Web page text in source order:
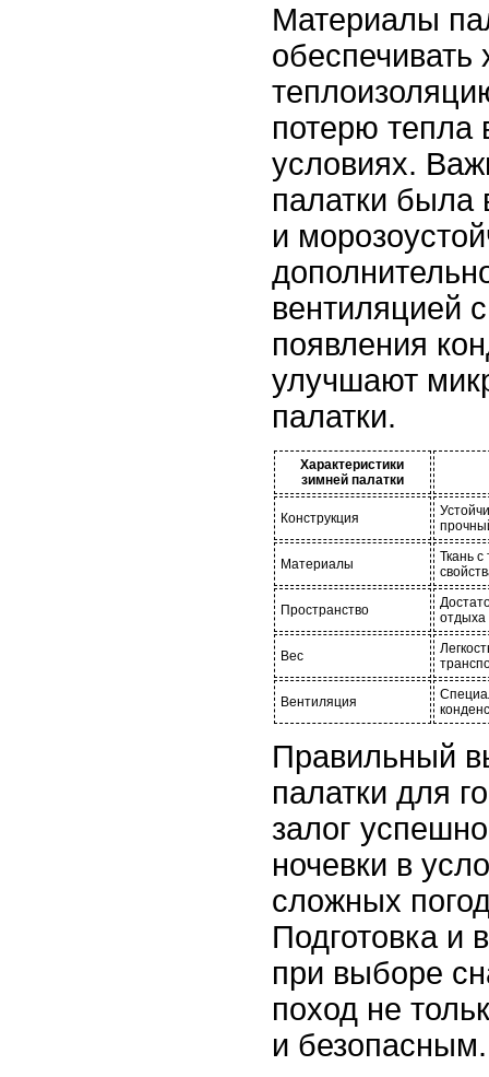
Материалы
потерю тепла
условиях.
палатки была
и
вентиляцией
появления
улучшают
палатки.
Характеристики
зимней палатки
Конструкция
Материалы
Ткань
Пространство
отдыха
Вес
Вентиляция
Правильный
палатки для
залог
ночевки в
сложных
Подготовка и
при выборе
поход не
и безопасным.